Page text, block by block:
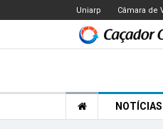
Uniarp Câmara de
NOTÍCIAS